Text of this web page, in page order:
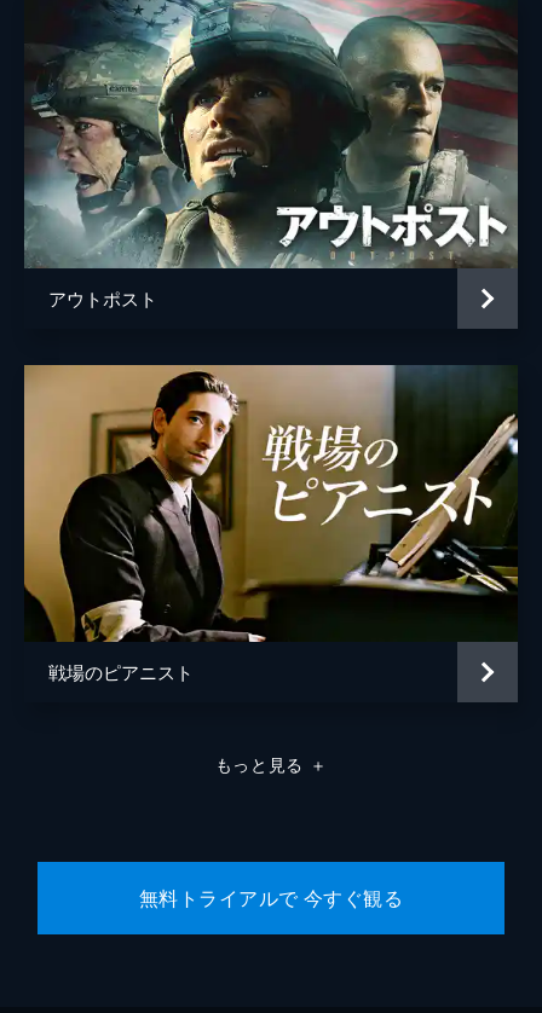
トーマス・ニューマン
製作 サム・メンデス
ピッパ・ハリス
ジェイン＝アン・テングレン
ブライアン・オリヴァー
アウトポスト
戦場のピアニスト
もっと見る ＋
無料トライアルで 今すぐ観る